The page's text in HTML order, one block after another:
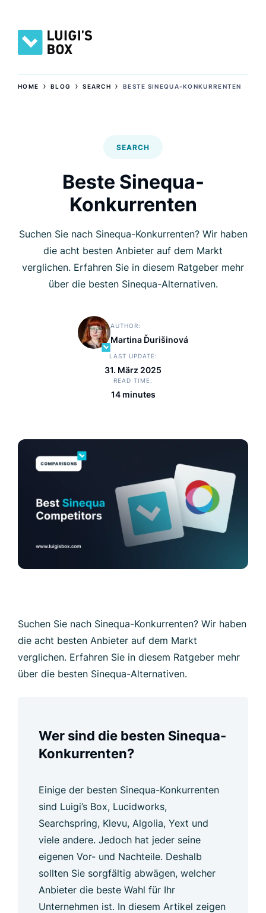
HOME ›BLOG ›SEARCH › BESTE SINEQUA-KONKURRENTEN
SEARCH
Beste Sinequa-
Konkurrenten
Suchen Sie nach Sinequa-Konkurrenten? Wir haben
die acht besten Anbieter auf dem Markt
verglichen. Erfahren Sie in diesem Ratgeber mehr
über die besten Sinequa-Alternativen.
AUTHOR
Martina Ďurišinová
LAST UPDATE
31. März 2025
READ TIME
14 minutes
Suchen Sie nach Sinequa-Konkurrenten? Wir haben
die acht besten Anbieter auf dem Markt
verglichen. Erfahren Sie in diesem Ratgeber mehr
über die besten Sinequa-Alternativen.
Wer sind die besten Sinequa-
Konkurrenten?
Einige der besten Sinequa-Konkurrenten
sind Luigi’s Box, Lucidworks,
Searchspring, Klevu, Algolia, Yext und
viele andere. Jedoch hat jeder seine
eigenen Vor- und Nachteile. Deshalb
sollten Sie sorgfältig abwägen, welcher
Anbieter die beste Wahl für Ihr
Unternehmen ist. In diesem Artikel zeigen